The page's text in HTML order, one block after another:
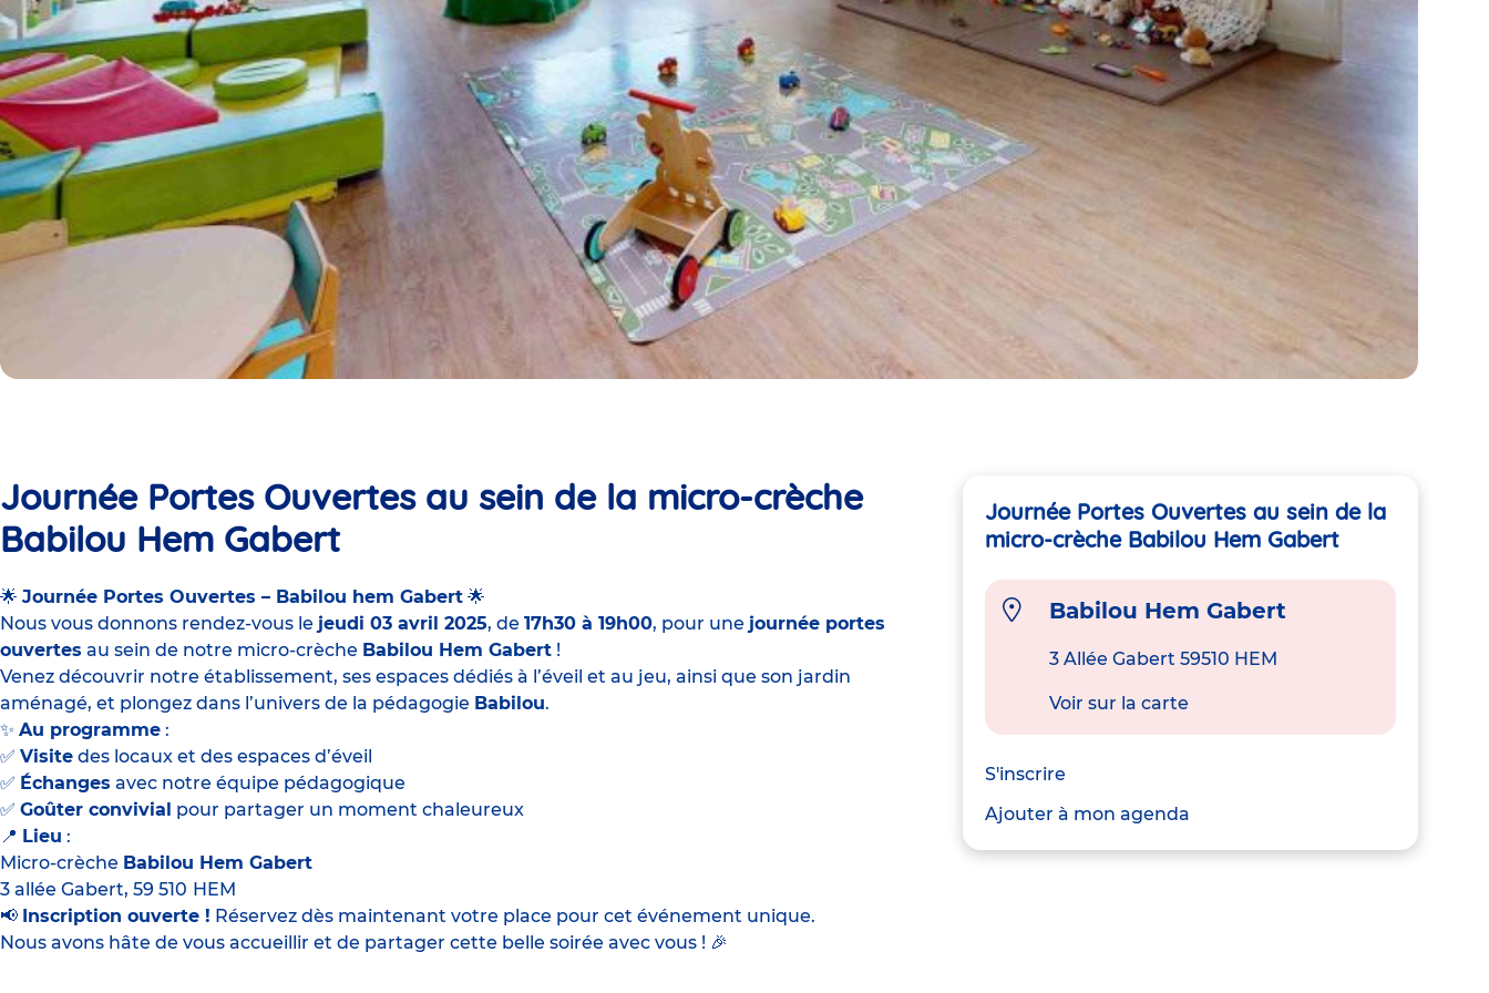
Journée Portes Ouvertes au sein de la micro-crèche
Babilou Hem Gabert
🌟 Journée Portes Ouvertes – Babilou hem Gabert 🌟
Nous vous donnons rendez-vous le jeudi 03 avril 2025, de 17h30 à 19h00, pour une journée portes
ouvertes au sein de notre micro-crèche Babilou Hem Gabert !
Venez découvrir notre établissement, ses espaces dédiés à l’éveil et au jeu, ainsi que son jardin
aménagé, et plongez dans l’univers de la pédagogie Babilou.
✨ Au programme :
✅ Visite des locaux et des espaces d’éveil
✅ Échanges avec notre équipe pédagogique
✅ Goûter convivial pour partager un moment chaleureux
📍 Lieu :
Micro-crèche Babilou Hem Gabert
3 allée Gabert, 59 510 HEM
📢 Inscription ouverte ! Réservez dès maintenant votre place pour cet événement unique.
Nous avons hâte de vous accueillir et de partager cette belle soirée avec vous ! 🎉
Journée Portes Ouvertes au sein de la
micro-crèche Babilou Hem Gabert
Babilou Hem Gabert
3 Allée Gabert 59510 HEM
Voir sur la carte
S'inscrire
Ajouter à mon agenda